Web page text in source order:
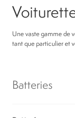
Une vaste gamme de
tant que particulier et
Batteries